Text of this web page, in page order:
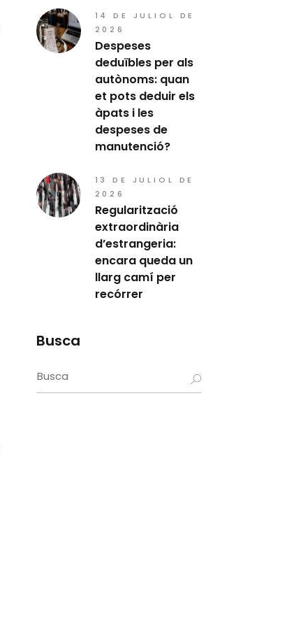
14 DE JULIOL DE
2026
Despeses
deduïbles per als
autònoms: quan
et pots deduir els
àpats i les
despeses de
manutenció?
13 DE JULIOL DE
2026
Regularització
extraordinària
d’estrangeria:
encara queda un
llarg camí per
recórrer
Busca
Search
for: